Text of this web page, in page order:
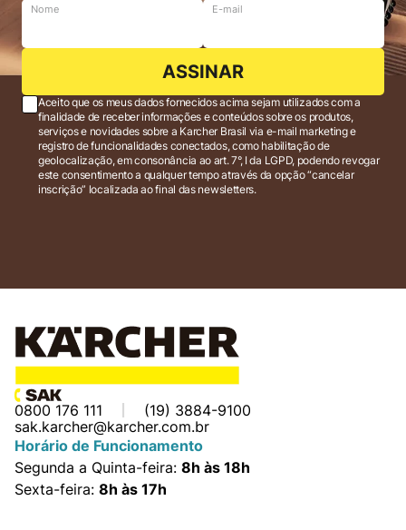
Nome E-mail
ASSINAR
Aceito que os meus dados fornecidos acima sejam utilizados com a
finalidade de receber informações e conteúdos sobre os produtos,
serviços e novidades sobre a Karcher Brasil via e-mail marketing e
registro de funcionalidades conectados, como habilitação de
geolocalização, em consonância ao art. 7°, I da LGPD, podendo revogar
este consentimento a qualquer tempo através da opção “cancelar
inscrição” localizada ao final das newsletters.
0800 176 111
(19) 3884-9100
sak.karcher@karcher.com.br
Horário de Funcionamento
Segunda a Quinta-feira: 8h às 18h
Sexta-feira: 8h às 17h